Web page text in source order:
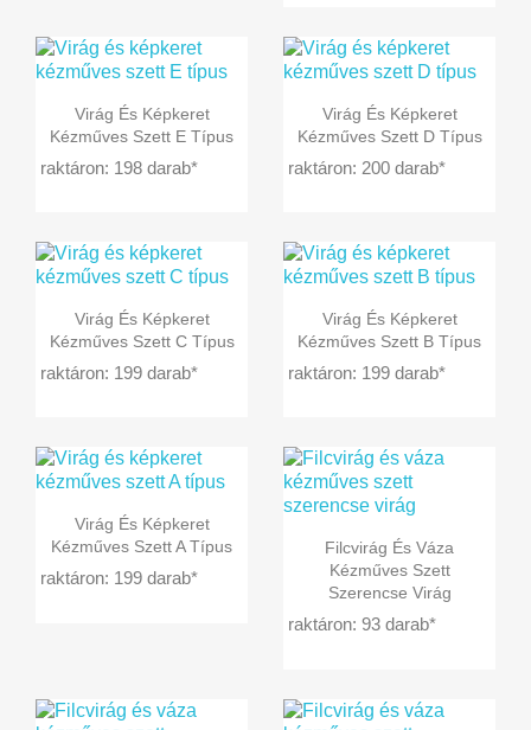
 Előnézet
Virág És Képkeret
Kézműves Szett E Típus
raktáron: 198 darab*
 Előnézet
Virág És Képkeret
Kézműves Szett D Típus
raktáron: 200 darab*
 Előnézet
Virág És Képkeret
Kézműves Szett C Típus
raktáron: 199 darab*
 Előnézet
Virág És Képkeret
Kézműves Szett B Típus
raktáron: 199 darab*
 Előnézet
Virág És Képkeret
Kézműves Szett A Típus
raktáron: 199 darab*
 Előnézet
Filcvirág És Váza
Kézműves Szett
Szerencse Virág
raktáron: 93 darab*